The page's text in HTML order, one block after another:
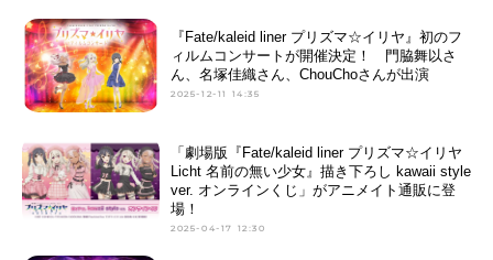
『Fate/kaleid liner プリズマ☆イリヤ』初のフ
ィルムコンサートが開催決定！ 門脇舞以さ
ん、名塚佳織さん、ChouChoさんが出演
2025-12-11 14:35
「劇場版『Fate/kaleid liner プリズマ☆イリヤ
Licht 名前の無い少女』描き下ろし kawaii style
ver. オンラインくじ」がアニメイト通販に登
場！
2025-04-17 12:30